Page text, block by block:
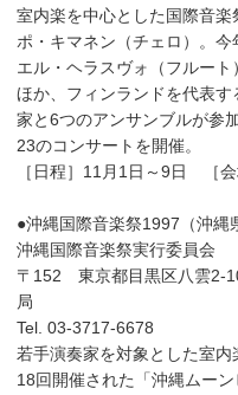
室内楽を中心とした国際音
ポ・キマネン（チェロ）。
エル・ヘラスヴォ（フルー
ほか、フィンランドを代表
家と6つのアンサンブルが参
23のコンサートを開催。
［日程］11月1日～9日 ［
●沖縄国際音楽祭1997（沖縄
沖縄国際音楽祭実行委員会
〒152 東京都目黒区八雲2-
局
Tel. 03-3717-6678
若手演奏家を対象とした室
18回開催された「沖縄ムー